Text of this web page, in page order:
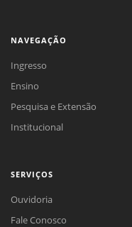
NAVEGAÇÃO
Ingresso
Ensino
Pesquisa e Extensão
Institucional
SERVIÇOS
Ouvidoria
Fale Conosco